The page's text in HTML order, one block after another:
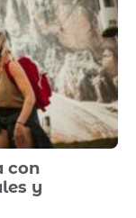
con
y